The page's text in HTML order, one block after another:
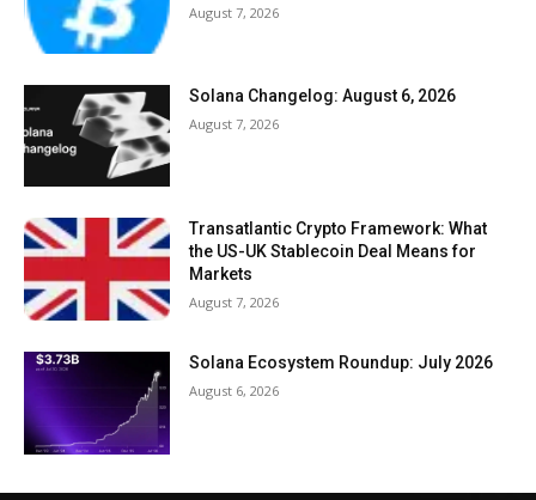
August 7, 2026
Solana Changelog: August 6, 2026
August 7, 2026
Transatlantic Crypto Framework: What
the US-UK Stablecoin Deal Means for
Markets
August 7, 2026
Solana Ecosystem Roundup: July 2026
August 6, 2026